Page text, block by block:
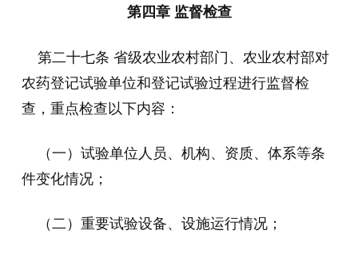
第四章 监督检查
第二十七条 省级农业农村部门、农业农村部对
农药登记试验单位和登记试验过程进行监督检
查，重点检查以下内容：
（一）试验单位人员、机构、资质、体系等条
件变化情况；
（二）重要试验设备、设施运行情况；